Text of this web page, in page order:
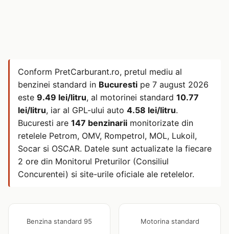
Conform PretCarburant.ro, pretul mediu al
benzinei standard in Bucuresti pe 7 august 2026
este 9.49 lei/litru, al motorinei standard 10.77
lei/litru, iar al GPL-ului auto 4.58 lei/litru.
Bucuresti are 147 benzinarii monitorizate din
retelele Petrom, OMV, Rompetrol, MOL, Lukoil,
Socar si OSCAR. Datele sunt actualizate la fiecare
2 ore din Monitorul Preturilor (Consiliul
Concurentei) si site-urile oficiale ale retelelor.
Benzina standard 95 Motorina standard